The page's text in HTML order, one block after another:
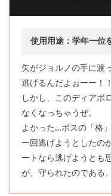
使用用途：学年一位
矢がジョルノの手に渡
逃げるんだよぉーー！！
しかし、このディアボ
なくなっちゃうぜ。
よかった…ボスの「格
一回逃げようとしたの
ートなら逃げようとも
が、守られたのである。